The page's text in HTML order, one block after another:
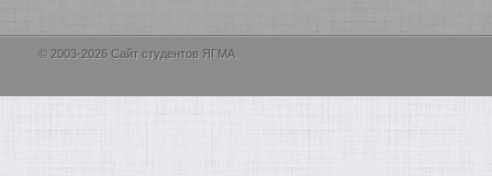
© 2003-2026 Сайт студентов ЯГМА